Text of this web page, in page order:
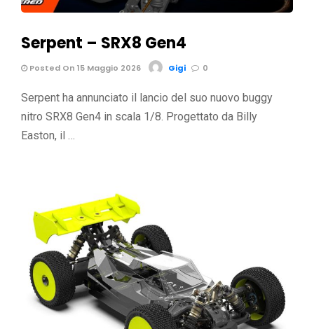
Serpent – SRX8 Gen4
Posted On 15 Maggio 2026 Gigi 0
Serpent ha annunciato il lancio del suo nuovo buggy
nitro SRX8 Gen4 in scala 1/8. Progettato da Billy
Easton, il …